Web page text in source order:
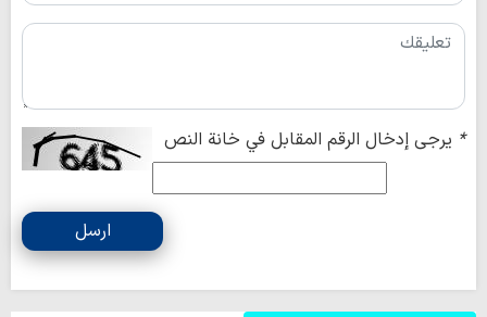
* يرجى إدخال الرقم المقابل في خانة النص
ارسل